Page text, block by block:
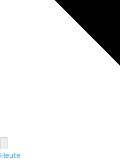
Heute